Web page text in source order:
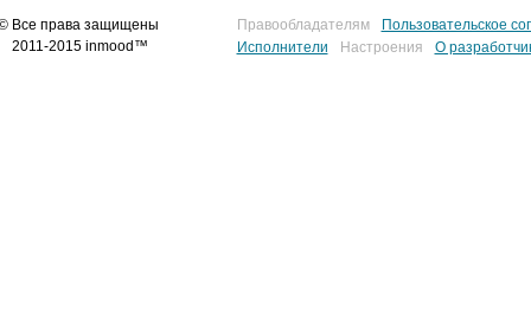
Все права защищены
2011-2015 inmood™
Правообладателям
Пользовательское
Исполнители
Настроения О